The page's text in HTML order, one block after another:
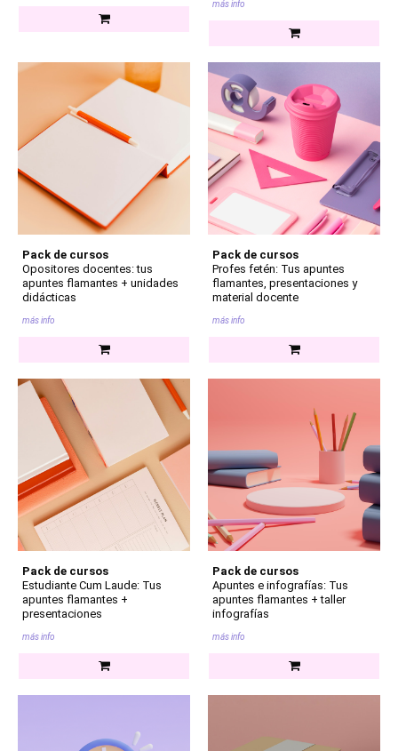
más info
Pack de cursos
Opositores docentes: tus
apuntes flamantes + unidades
didácticas
más info
Pack de cursos
Profes fetén: Tus apuntes
flamantes, presentaciones y
material docente
más info
Pack de cursos
Estudiante Cum Laude: Tus
apuntes flamantes +
presentaciones
más info
Pack de cursos
Apuntes e infografías: Tus
apuntes flamantes + taller
infografías
más info